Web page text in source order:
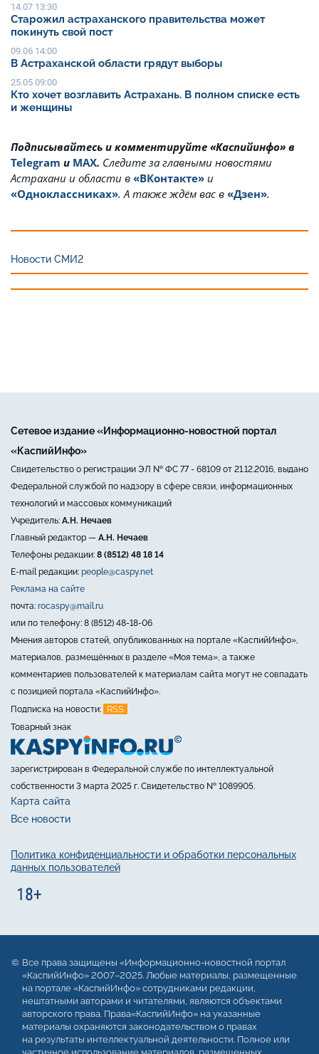
14.07 13:30
Старожил астраханского правительства может
покинуть свой пост
09.06 14:00
В Астраханской области грядут выборы
25.05 09:00
Кто хочет возглавить Астрахань. В полном списке есть
и женщины
Подписывайтесь и комментируйте «Каспийинфо» в
Telegram и MAX. Cледите за главными новостями
Астрахани и области в «ВКонтакте» и
«Одноклассниках». А также ждём вас в «Дзен».
Новости СМИ2
Сетевое издание «Информационно-новостной портал
«КаспийИнфо»
Свидетельство о регистрации ЭЛ № ФС 77 - 68109 от 21.12.2016, выдано
Федеральной службой по надзору в сфере связи, информационных
технологий и массовых коммуникаций
Учредитель: А.Н. Нечаев
Главный редактор — А.Н. Нечаев
Телефоны редакции: 8 (8512) 48 18 14
E-mail редакции: people@caspy.net
Реклама на сайте
почта: rocaspy@mail.ru
или по телефону: 8 (8512) 48-18-06
Мнения авторов статей, опубликованных на портале «КаспийИнфо»,
материалов, размещённых в разделе «Моя тема», а также
комментариев пользователей к материалам сайта могут не совпадать
с позицией портала «КаспийИнфо».
Подписка на новости:
RSS
Товарный знак
зарегистрирован в Федеральной службе по интеллектуальной
собственности 3 марта 2025 г. Свидетельство № 1089905.
Карта сайта
Все новости
Политика конфиденциальности и обработки персональных
данных пользователей
Все права защищены «Информационно-новостной портал
«КаспийИнфо» 2007–2025. Любые материалы, размещенные
на портале «КаспийИнфо» сотрудниками редакции,
нештатными авторами и читателями, являются объектами
авторского права. Права«КаспийИнфо» на указанные
материалы охраняются законодательством о правах
на результаты интеллектуальной деятельности. Полное или